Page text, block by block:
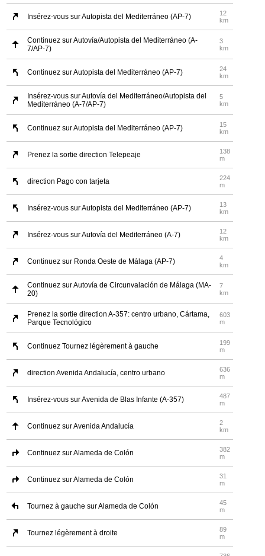
Insérez-vous sur Autopista del Mediterráneo (AP-7)
12
km
Continuez sur Autovía/Autopista del Mediterráneo (A-
7/AP-7)
3
km
Continuez sur Autopista del Mediterráneo (AP-7)
24
km
Insérez-vous sur Autovía del Mediterráneo/Autopista del
Mediterráneo (A-7/AP-7)
5
km
Continuez sur Autopista del Mediterráneo (AP-7)
15
km
Prenez la sortie direction Telepeaje
138
m
direction Pago con tarjeta
224
m
Insérez-vous sur Autopista del Mediterráneo (AP-7)
13
km
Insérez-vous sur Autovía del Mediterráneo (A-7)
12
km
Continuez sur Ronda Oeste de Málaga (AP-7)
4
km
Continuez sur Autovía de Circunvalación de Málaga (MA-
20)
7
km
Prenez la sortie direction A-357: centro urbano, Cártama,
Parque Tecnológico
603
m
Continuez Tournez légèrement à gauche
199
m
direction Avenida Andalucía, centro urbano
636
m
Insérez-vous sur Avenida de Blas Infante (A-357)
487
m
Continuez sur Avenida Andalucía
2
km
Continuez sur Alameda de Colón
382
m
Continuez sur Alameda de Colón
31
m
Tournez à gauche sur Alameda de Colón
45
m
Tournez légèrement à droite
89
m